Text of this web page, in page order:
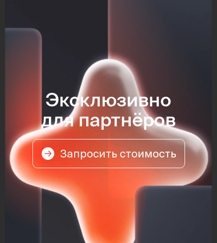
Эксклюзивно
для партнёров
Запросить стоимость